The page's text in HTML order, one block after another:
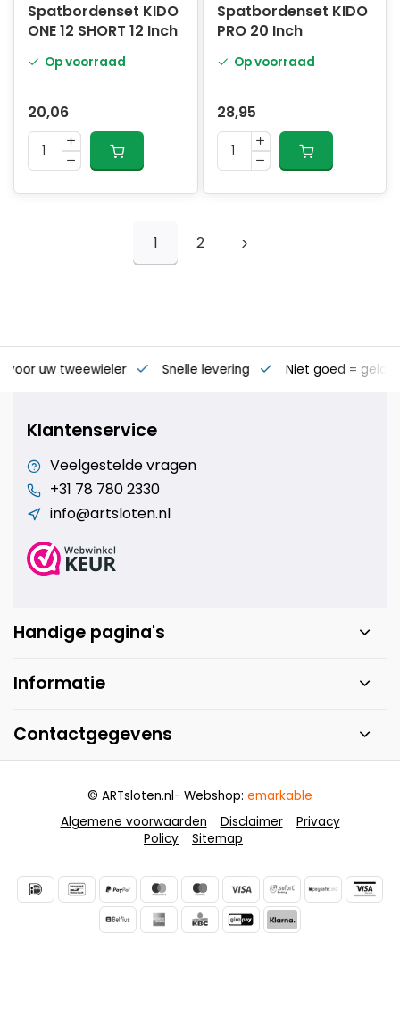
Spatbordenset KIDO
ONE 12 SHORT 12 Inch
Op voorraad
20,06
Spatbordenset KIDO
PRO 20 Inch
Op voorraad
28,95
1 2
voor uw tweewieler Snelle levering Niet goed = geld
Klantenservice
Veelgestelde vragen
+31 78 780 2330
info@artsloten.nl
Handige pagina's
Informatie
Contactgegevens
Algemene voorwaarden Disclaimer
Privacy
Policy
Sitemap
© ARTsloten.nl- Webshop: emarkable